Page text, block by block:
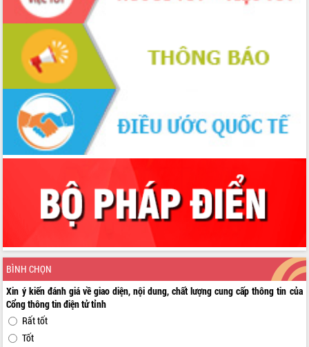
BÌNH CHỌN
Xin ý kiến đánh giá về giao diện, nội dung, chất lượng cung cấp thông tin của
Cổng thông tin điện tử tỉnh
Rất tốt
Tốt